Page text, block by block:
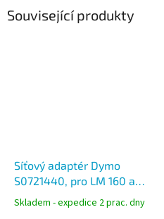
Související produkty
Síťový adaptér Dymo
S0721440, pro LM 160 a
Rhino
Skladem - expedice 2 prac. dny